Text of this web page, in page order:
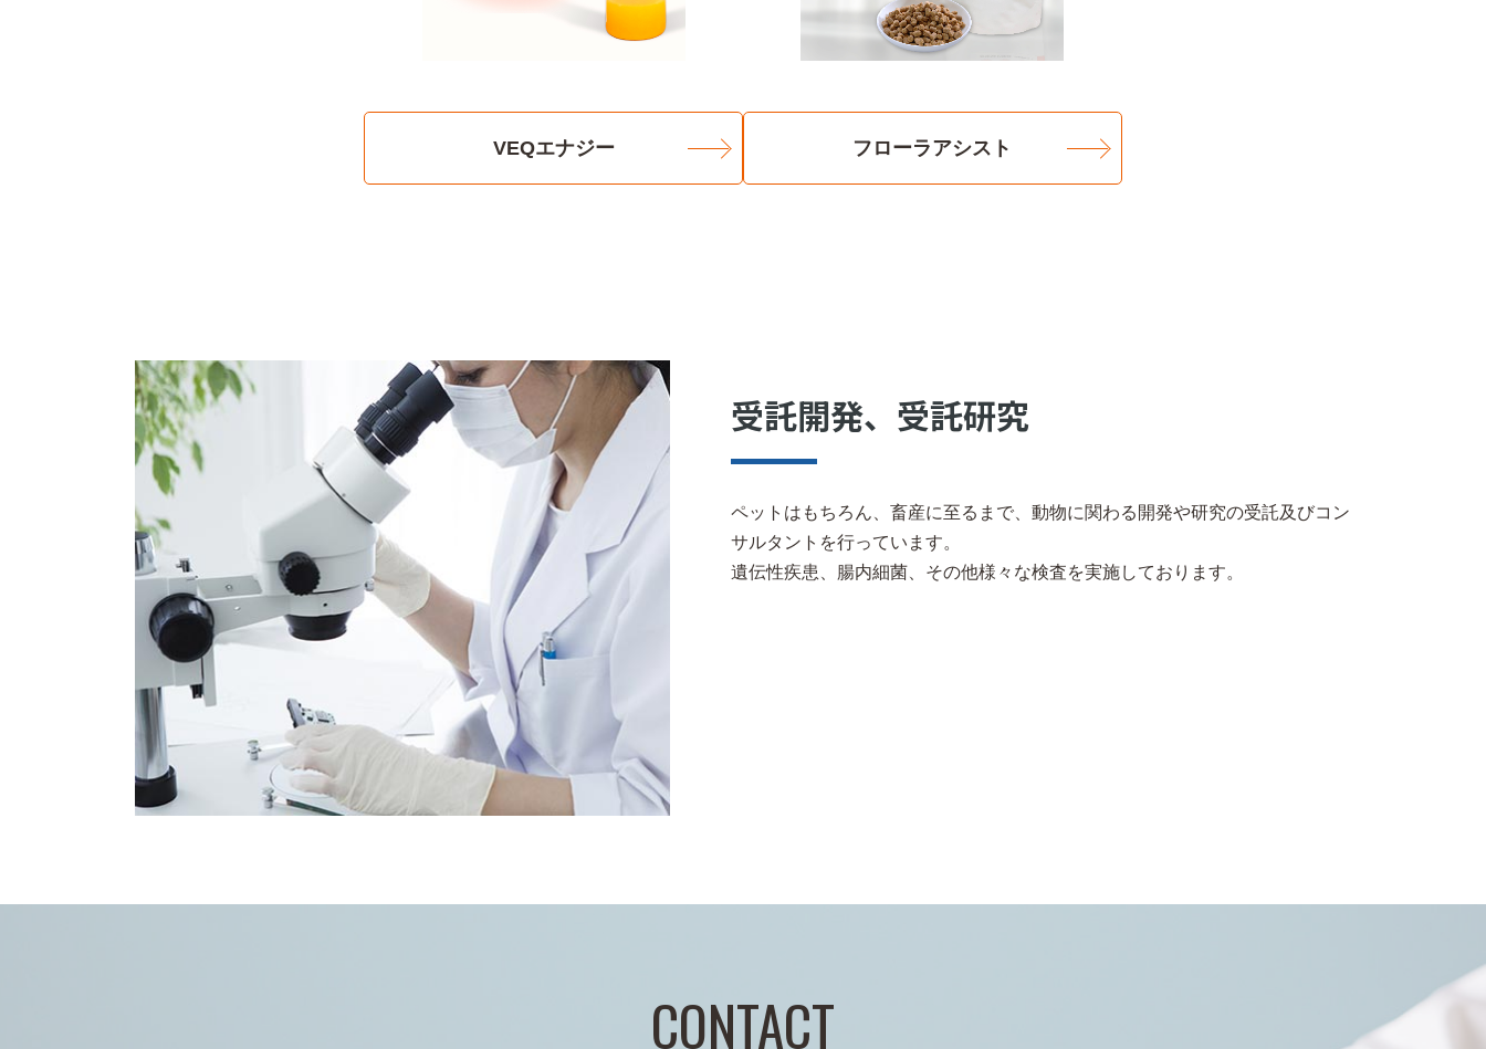
VEQエナジー フローラアシスト
受託開発、受託研究
ペットはもちろん、畜産に至るまで、動物に関わる開発や研究の受託及びコン
サルタントを行っています。
遺伝性疾患、腸内細菌、その他様々な検査を実施しております。
CONTACT